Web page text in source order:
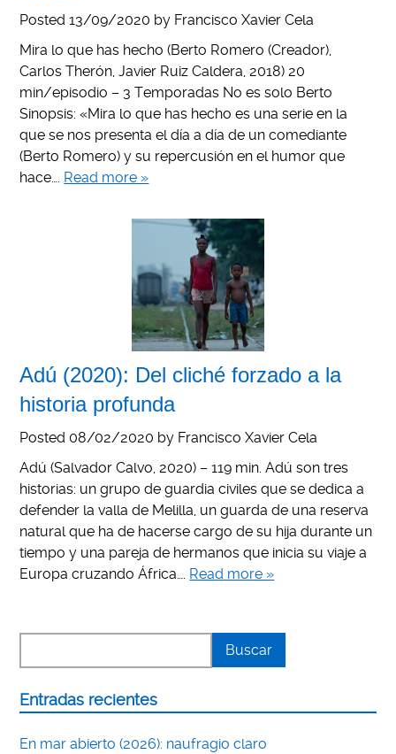
Posted13/09/2020 by Francisco Xavier Cela
Mira lo que has hecho (Berto Romero (Creador),
Carlos Therón, Javier Ruiz Caldera, 2018) 20
min/episodio – 3 Temporadas No es solo Berto
Sinopsis: «Mira lo que has hecho es una serie en la
que se nos presenta el día a día de un comediante
(Berto Romero) y su repercusión en el humor que
hace…. Read more »
Adú (2020): Del cliché forzado a la
historia profunda
Posted 08/02/2020 by Francisco Xavier Cela
Adú (Salvador Calvo, 2020) – 119 min. Adú son tres
historias: un grupo de guardia civiles que se dedica a
defender la valla de Melilla, un guarda de una reserva
natural que ha de hacerse cargo de su hija durante un
tiempo y una pareja de hermanos que inicia su viaje a
Europa cruzando África…. Read more »
Entradas recientes
En mar abierto (2026): naufragio claro